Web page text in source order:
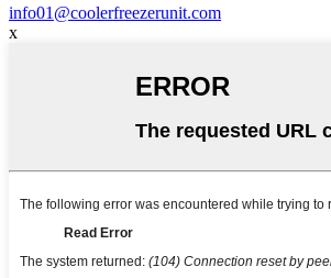
info01@coolerfreezerunit.com
x